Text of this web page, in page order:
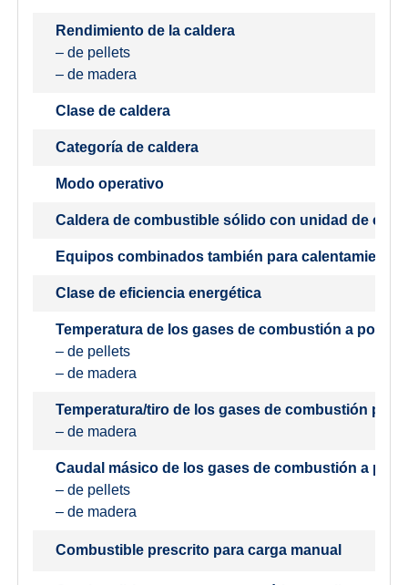
Rendimiento de la caldera
– de pellets
– de madera
Clase de caldera
Categoría de caldera
Modo operativo
Caldera de combustible sólido con unidad de
Equipos combinados también para calentamiento
Clase de eficiencia energética
Temperatura de los gases de combustión a
– de pellets
– de madera
Temperatura/tiro de los gases de combustión
– de madera
Caudal másico de los gases de combustión a
– de pellets
– de madera
Combustible prescrito para carga manual